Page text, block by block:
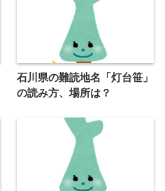
石川県の難読地名「灯台笹」
の読み方、場所は？